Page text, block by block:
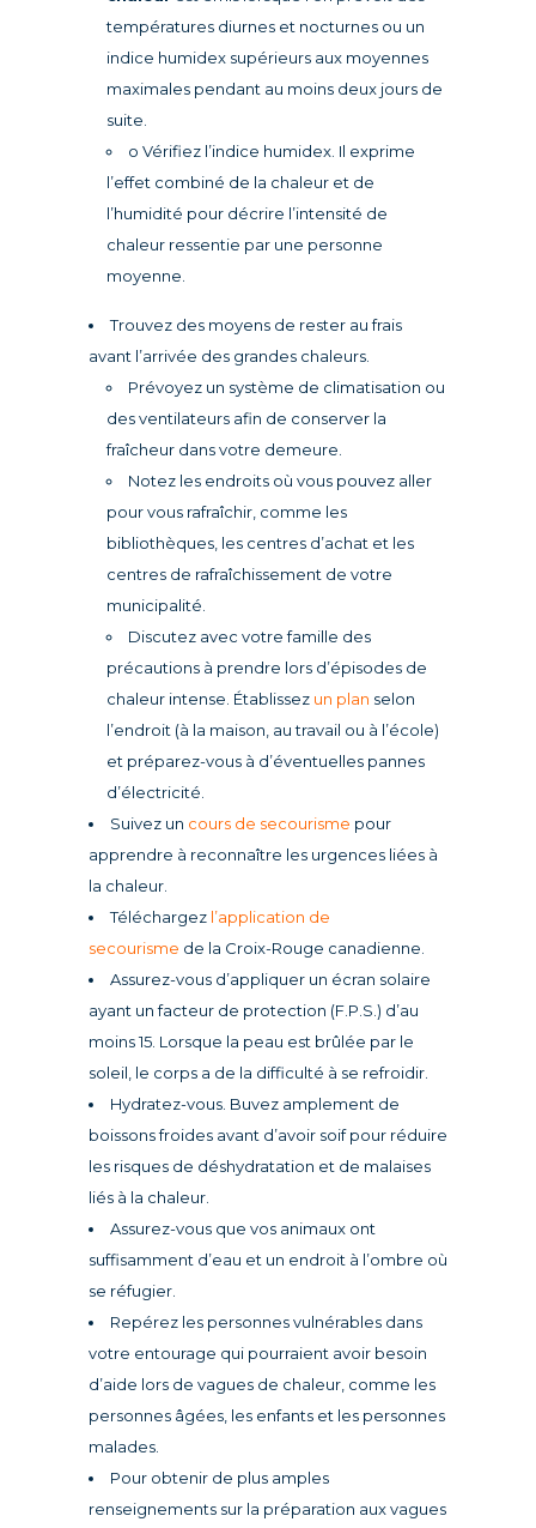
températures diurnes et nocturnes ou un
indice humidex supérieurs aux moyennes
maximales pendant au moins deux jours de
suite.
o Vérifiez l’indice humidex. Il exprime
l’effet combiné de la chaleur et de
l’humidité pour décrire l’intensité de
chaleur ressentie par une personne
moyenne.
Trouvez des moyens de rester au frais
avant l’arrivée des grandes chaleurs.
Prévoyez un système de climatisation ou
des ventilateurs afin de conserver la
fraîcheur dans votre demeure.
Notez les endroits où vous pouvez aller
pour vous rafraîchir, comme les
bibliothèques, les centres d’achat et les
centres de rafraîchissement de votre
municipalité.
Discutez avec votre famille des
précautions à prendre lors d’épisodes de
chaleur intense. Établissez un plan selon
l’endroit (à la maison, au travail ou à l’école)
et préparez-vous à d’éventuelles pannes
d’électricité.
Suivez un cours de secourisme pour
apprendre à reconnaître les urgences liées à
la chaleur.
Téléchargez l’application de
secourisme de la Croix-Rouge canadienne.
Assurez-vous d’appliquer un écran solaire
ayant un facteur de protection (F.P.S.) d’au
moins 15. Lorsque la peau est brûlée par le
soleil, le corps a de la difficulté à se refroidir.
Hydratez-vous. Buvez amplement de
boissons froides avant d’avoir soif pour réduire
les risques de déshydratation et de malaises
liés à la chaleur.
Assurez-vous que vos animaux ont
suffisamment d’eau et un endroit à l’ombre où
se réfugier.
Repérez les personnes vulnérables dans
votre entourage qui pourraient avoir besoin
d’aide lors de vagues de chaleur, comme les
personnes âgées, les enfants et les personnes
malades.
Pour obtenir de plus amples
renseignements sur la préparation aux vagues